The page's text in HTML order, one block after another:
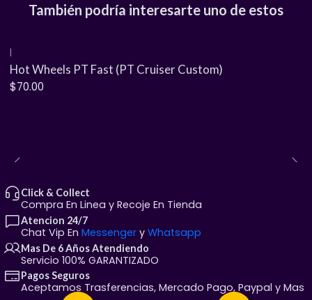
perfecta y sus característicos rines deportivos, es un
Mattel como para destacar en colecciones enfocadas
en superdeportivos exóticos del mañana.
🌟 Detalles de la pieza de
Gran Nivel de Acabado: Pintura de alta fidelidad
complementada con gráficos deportivos nítidos
de fábrica que resaltan su musculoso chasis.
Construcción para Alta Velocidad:
fabricado en metal fundido a presión (
combinado con piezas plásticas y ruedas de
También podría interesarte uno de estos
|
Hot Wheels PT Fast (PT Cruiser Custom)
$70.00
Click & Collect
Compra En Linea y Recoje En Tienda
Atencion 24/7
Chat Vip En Messenger y Whatsapp
Mas De 6 Años Atendiendo
Servicio 100% GARANTIZADO
Pagos Seguros
Aceptamos Trasferencias, Mercado Pago, Paypal y Mas